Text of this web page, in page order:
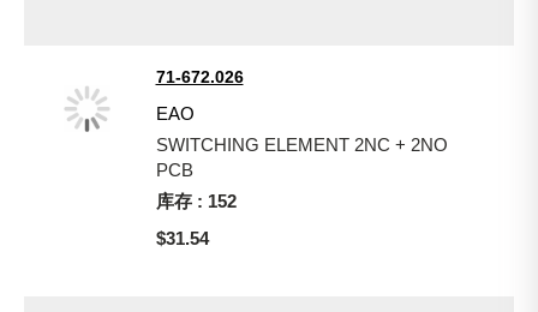
71-672.026
EAO
SWITCHING ELEMENT 2NC + 2NO
PCB
库存 : 152
$31.54